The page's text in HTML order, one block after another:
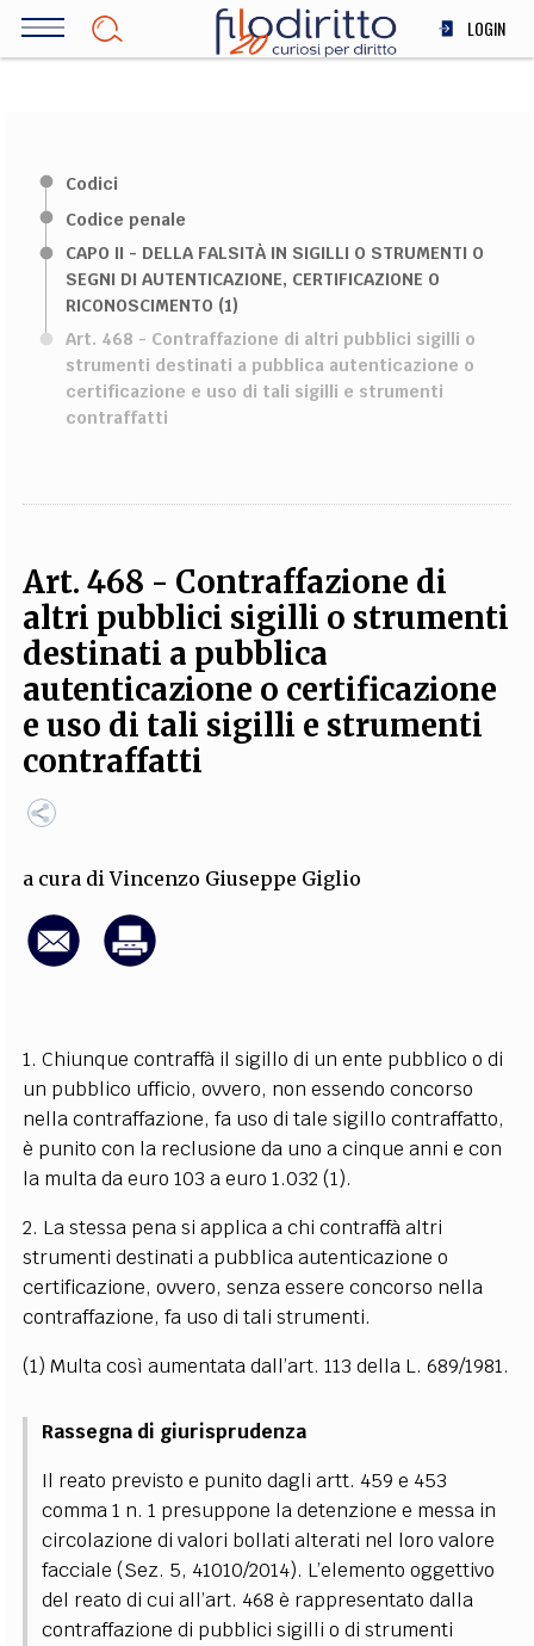
Salta
LOGIN
STORIA E FILOSOFIA
INNOVAZIONE
ALTRO
EXTRA
CODICI RUBRICHE LIBRI PROCEEDINGS PUBBLICITÀ CONTATTI
SOCIAL MEDIA
Codici
Codice penale
CAPO II - DELLA FALSITÀ IN SIGILLI O STRUMENTI O
SEGNI DI AUTENTICAZIONE, CERTIFICAZIONE O
RICONOSCIMENTO (1)
Art. 468 - Contraffazione di altri pubblici sigilli o
strumenti destinati a pubblica autenticazione o
certificazione e uso di tali sigilli e strumenti
contraffatti
Art. 468 - Contraffazione di
altri pubblici sigilli o strumenti
destinati a pubblica
autenticazione o certificazione
e uso di tali sigilli e strumenti
contraffatti
a cura diVincenzo Giuseppe Giglio
1. Chiunque contraffà il sigillo di un ente pubblico o di
un pubblico ufficio, ovvero, non essendo concorso
nella contraffazione, fa uso di tale sigillo contraffatto,
è punito con la reclusione da uno a cinque anni e con
la multa da euro 103 a euro 1.032(1).
2. La stessa pena si applica a chi contraffà altri
strumenti destinati a pubblica autenticazione o
certificazione, ovvero, senza essere concorso nella
contraffazione, fa uso di tali strumenti.
(1) Multa così aumentata dall’art. 113 della L. 689/1981.
Rassegna di giurisprudenza
Il reato previsto e punito dagli artt. 459 e 453
comma 1 n. 1 presuppone la detenzione e messa in
circolazione di valori bollati alterati nel loro valore
facciale (Sez. 5, 41010/2014). L’elemento oggettivo
del reato di cui all’art. 468 è rappresentato dalla
contraffazione di pubblici sigilli o di strumenti